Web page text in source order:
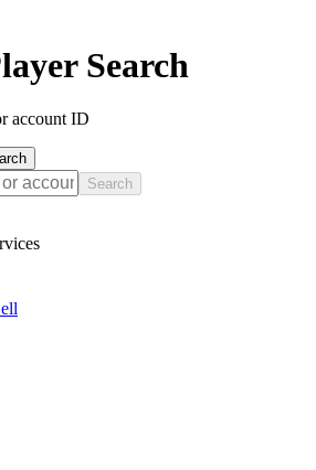
Search
account ID
Search